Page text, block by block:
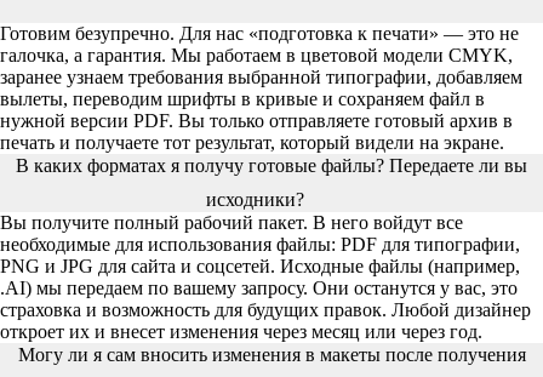
Готовим безупречно. Для нас «подготовка к печати» — это не
галочка, а гарантия. Мы работаем в цветовой модели CMYK,
заранее узнаем требования выбранной типографии, добавляем
вылеты, переводим шрифты в кривые и сохраняем файл в
нужной версии PDF. Вы только отправляете готовый архив в
печать и получаете тот результат, который видели на экране.
В каких форматах я получу готовые файлы? Передаете ли вы
исходники?
Вы получите полный рабочий пакет. В него войдут все
необходимые для использования файлы: PDF для типографии,
PNG и JPG для сайта и соцсетей. Исходные файлы (например,
.AI) мы передаем по вашему запросу. Они останутся у вас, это
страховка и возможность для будущих правок. Любой дизайнер
откроет их и внесет изменения через месяц или через год.
Могу ли я сам вносить изменения в макеты после получения